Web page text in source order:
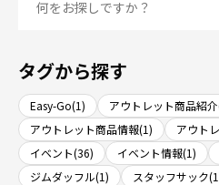
タグから探す
Easy-Go(1)
アウトレット商品紹
アウトレット商品情報(1)
アウト
イベント(36)
イベント情報(1)
ジムダッフル(1)
スタッフサック